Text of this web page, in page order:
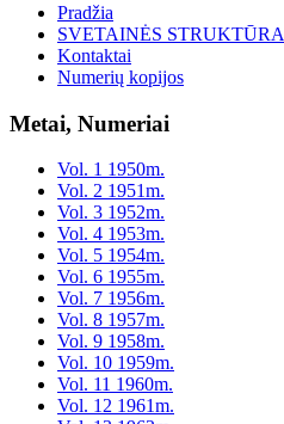
Pradžia
SVETAINĖS STRUKTŪRA
Kontaktai
Numerių kopijos
Metai, Numeriai
Vol. 1 1950m.
Vol. 2 1951m.
Vol. 3 1952m.
Vol. 4 1953m.
Vol. 5 1954m.
Vol. 6 1955m.
Vol. 7 1956m.
Vol. 8 1957m.
Vol. 9 1958m.
Vol. 10 1959m.
Vol. 11 1960m.
Vol. 12 1961m.